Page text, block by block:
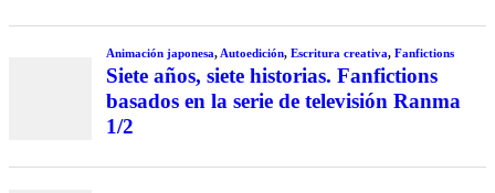
Animación japonesa, Autoedición, Escritura creativa, Fanfictions
Siete años, siete historias. Fanfictions
basados en la serie de televisión Ranma
1/2